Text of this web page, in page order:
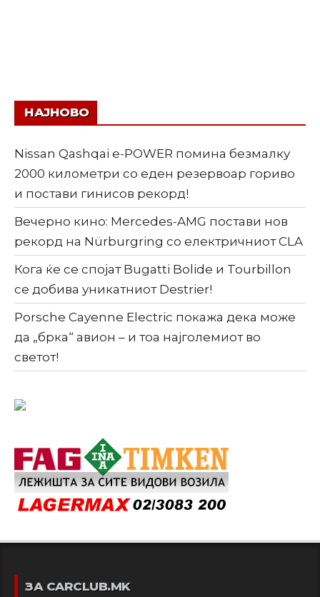
НАЈНОВО
Nissan Qashqai e-POWER помина безмалку
2000 километри со еден резервоар гориво
и постави гинисов рекорд!
Вечерно кино: Mercedes-AMG постави нов
рекорд на Nürburgring со електричниот CLA
Кога ќе се спојат Bugatti Bolide и Tourbillon
се добива уникатниот Destrier!
Porsche Cayenne Electric покажа дека може
да „брка“ авион – и тоа најголемиот во
светот!
ЗА CARCLUB.MK